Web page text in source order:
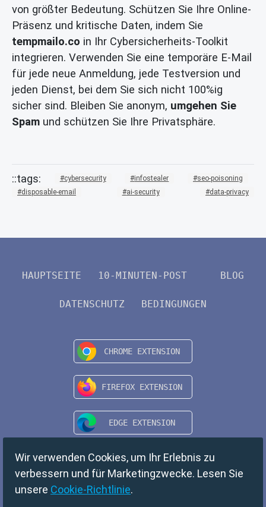
von größter Bedeutung. Schützen Sie Ihre Online-
Präsenz und kritische Daten, indem Sie
tempmailo.co in Ihr Cybersicherheits-Toolkit
integrieren. Verwenden Sie eine temporäre E-Mail
für jede neue Anmeldung, jede Testversion und
jeden Dienst, bei dem Sie sich nicht 100%ig
sicher sind. Bleiben Sie anonym, umgehen Sie
Spam und schützen Sie Ihre Privatsphäre.
cybersecurity infostealer
seo-poisoning
disposable-email
ai-security data-privacy
HAUPTSEITE 10-MINUTEN-POST BLOG
DATENSCHUTZ BEDINGUNGEN
Wir verwenden Cookies, um Ihr Erlebnis zu
verbessern und für Marketingzwecke. Lesen Sie
unsere Cookie-Richtlinie.